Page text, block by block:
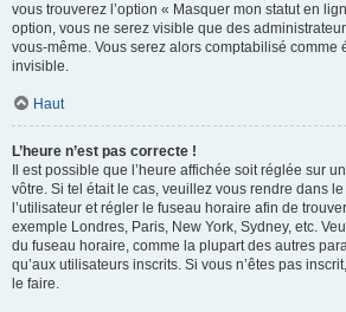
vous trouverez l’option « Masquer mon statut en
option, vous ne serez visible que des
vous-même. Vous serez alors comptabilisé comme
invisible.
Haut
L’heure n’est pas correcte !
Il est possible que l’heure affichée soit réglée sur
vôtre. Si tel était le cas, veuillez vous rendre dans
l’utilisateur et régler le fuseau horaire afin de
exemple Londres, Paris, New York, Sydney, etc.
du fuseau horaire, comme la plupart des autres
qu’aux utilisateurs inscrits. Si vous n’êtes pas
le faire.